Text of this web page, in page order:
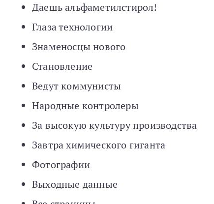
Даешь альфаметилстирол!
Глаза технологии
Знаменосцы нового
Становление
Ведут коммунисты
Народные контролеры
За высокую культуру производства
Завтра химического гиганта
Фотографии
Выходные данные